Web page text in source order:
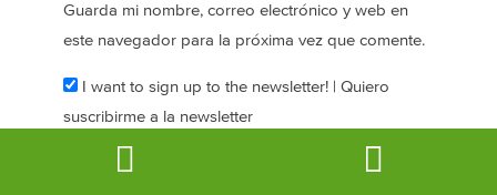
Guarda mi nombre, correo electrónico y web en
este navegador para la próxima vez que comente.
I want to sign up to the newsletter! | Quiero
suscribirme a la newsletter